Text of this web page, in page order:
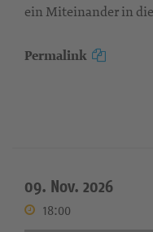
ein Miteinander in
Permalink
09. Nov. 2026
18:00